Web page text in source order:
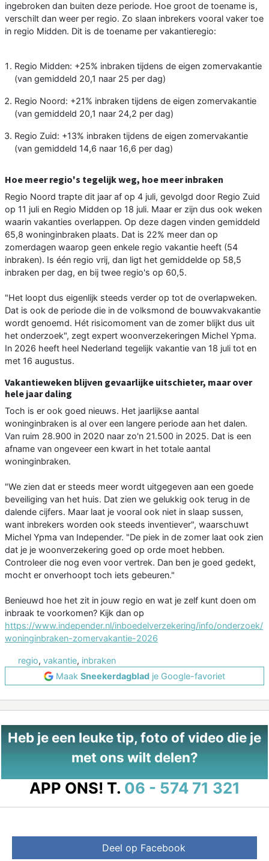
ingebroken dan buiten deze periode. Hoe groot de toename is,
verschilt dan weer per regio. Zo slaan inbrekers vooral vaker toe
in regio Midden. Dit is de toename per vakantieregio:
Regio Midden: +25% inbraken tijdens de eigen zomervakantie
(van gemiddeld 20,1 naar 25 per dag)
Regio Noord: +21% inbraken tijdens de eigen zomervakantie
(van gemiddeld 20,1 naar 24,2 per dag)
Regio Zuid: +13% inbraken tijdens de eigen zomervakantie
(van gemiddeld 14,6 naar 16,6 per dag)
Hoe meer regio's tegelijk weg, hoe meer inbraken
Regio Noord trapte dit jaar af op 4 juli, gevolgd door Regio Zuid
op 11 juli en Regio Midden op 18 juli. Maar er zijn dus ook weken
waarin vakanties overlappen. Op deze dagen vinden gemiddeld
65,8 woninginbraken plaats. Dat is 22% meer dan op
zomerdagen waarop geen enkele regio vakantie heeft (54
inbraken). Is één regio vrij, dan ligt het gemiddelde op 58,5
inbraken per dag, en bij twee regio's op 60,5.
"Het loopt dus eigenlijk steeds verder op tot de overlapweken.
Dat is ook de periode die in de volksmond de bouwvakvakantie
wordt genoemd. Hét risicomoment van de zomer blijkt dus uit
het onderzoek", zegt expert woonverzekeringen Michel Ypma.
In 2026 heeft heel Nederland tegelijk vakantie van 18 juli tot en
met 16 augustus.
Vakantieweken blijven gevaarlijke uitschieter, maar over
hele jaar daling
Toch is er ook goed nieuws. Het jaarlijkse aantal
woninginbraken is al over een langere periode aan het dalen.
Van ruim 28.900 in 2020 naar zo'n 21.500 in 2025. Dat is een
afname van ongeveer een kwart in het totale aantal
woninginbraken.
"We zien dat er steeds meer wordt uitgegeven aan een goede
beveiliging van het huis. Dat zien we gelukkig ook terug in de
dalende cijfers. Maar laat je vooral ook niet in slaap sussen,
want inbrekers worden ook steeds inventiever", waarschuwt
Michel Ypma van Independer. "De piek in de zomer laat ook zien
dat je je woonverzekering goed op orde moet hebben.
Controleer die nog even voor vertrek. Dan ben je goed gedekt,
mocht er onverhoopt toch iets gebeuren."
Benieuwd hoe het zit in jouw regio en wat je zelf kunt doen om
inbraak te voorkomen? Kijk dan op
https://www.independer.nl/inboedelverzekering/info/onderzoek/
woninginbraken-zomervakantie-2026
regio, vakantie, inbraken
Maak Sneekerdagblad je Google-favoriet
Heb je een leuke tip, foto of video die je
met ons wilt delen?
APP ONS! T. 06 - 574 71 321
Deel op Facebook